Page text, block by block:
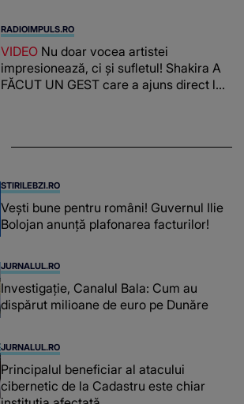
CREDEA CĂ VA VEDEA AȘA CEVA: "Fix
în fața unui..."
RADIOIMPULS.RO
VIDEO Nu doar vocea artistei
impresionează, ci și sufletul! Shakira A
FĂCUT UN GEST care a ajuns direct la
așteptând oportunitatea
STIRILEBZI.RO
Vești bune pentru români! Guvernul Ilie
Bolojan anunță plafonarea facturilor!
JURNALUL.RO
Investigație, Canalul Bala: Cum au
dispărut milioane de euro pe Dunăre
JURNALUL.RO
Principalul beneficiar al atacului
cibernetic de la Cadastru este chiar